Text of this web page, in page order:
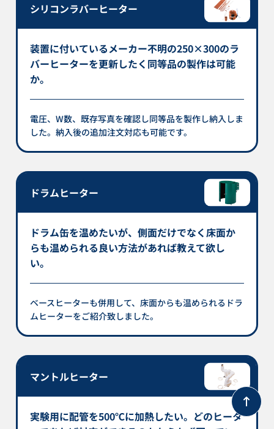
シリコンラバーヒーター
装置に付いているメーカー不明の250×300のラ
バーヒーターを更新したく同等品の製作は可能
か。
電圧、W数、既存写真を確認し同等品を製作し納入しま
した。納入後の追加注文対応も可能です。
ドラムヒーター
ドラム缶を温めたいが、側面だけでなく床面か
らも温められる良い方法があれば教えて欲し
い。
ベースヒーターも併用して、床面からも温められるドラ
ムヒーターをご紹介致しました。
マントルヒーター
実験用に配管を500℃に加熱したい。どのヒータ